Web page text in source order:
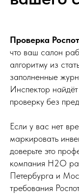
Проверка
что ваш салон
алгоритму из
заполненные
Инспектор
проверку без
Если у вас нет
маркировать
доверьте это
компания Н2О
Петербурга и
требования